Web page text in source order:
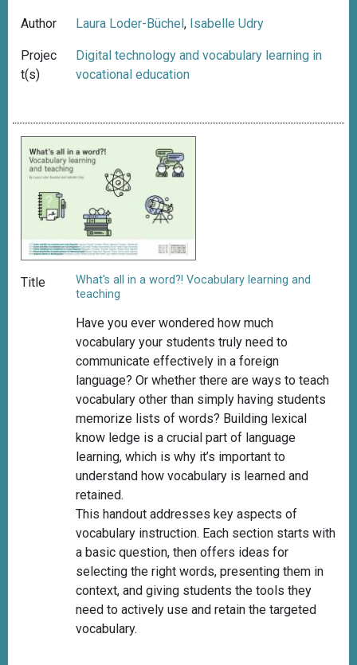
Author Laura Loder-Büchel, Isabelle Udry
Projec
t(s)
Digital technology and vocabulary learning in
vocational education
Title
What's all in a word?! Vocabulary learning and
teaching
Have you ever wondered how much
vocabulary your students truly need to
communicate effectively in a foreign
language? Or whether there are ways to teach
vocabulary other than simply having students
memorize lists of words? Building lexical
know ledge is a crucial part of language
learning, which is why it’s important to
understand how vocabulary is learned and
retained.
This handout addresses key aspects of
vocabulary instruction. Each section starts with
a basic question, then offers ideas for
selecting the right words, presenting them in
context, and giving students the tools they
need to actively use and retain the targeted
vocabulary.